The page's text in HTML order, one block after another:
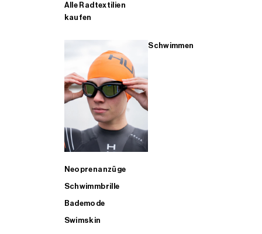
Alle Radtextilien
kaufen
Schwimmen
Neoprenanzüge
Schwimmbrille
Bademode
Swimskin